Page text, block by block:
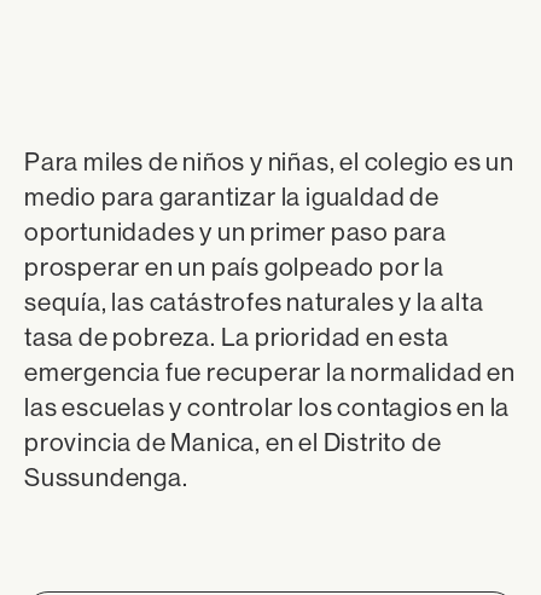
Para miles de niños y niñas, el colegio es un
medio para garantizar la igualdad de
oportunidades y un primer paso para
prosperar en un país golpeado por la
sequía, las catástrofes naturales y la alta
tasa de pobreza. La prioridad en esta
emergencia fue recuperar la normalidad en
las escuelas y controlar los contagios en la
provincia de Manica, en el Distrito de
Sussundenga.